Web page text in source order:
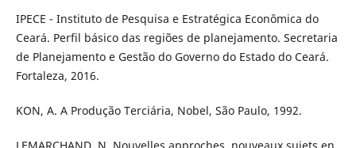
IPECE - Instituto de Pesquisa e Estratégica Econômica do
Ceará. Perfil básico das regiões de planejamento. Secretaria
de Planejamento e Gestão do Governo do Estado do Ceará.
Fortaleza, 2016.
KON, A. A Produção Terciária, Nobel, São Paulo, 1992.